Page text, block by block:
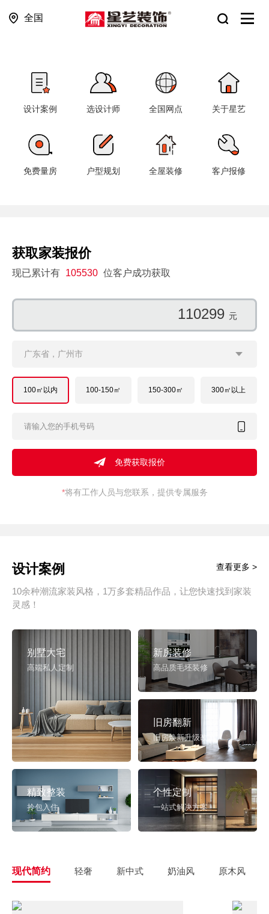
全国
设计案例 选设计师 全国网点 关于星艺
免费量房 户型规划 全屋装修 客户报修
获取家装报价
现已累计有 105530 位客户成功获取
172950 元
广东省，广州市
100㎡以内 100-150㎡ 150-300㎡ 300㎡以上
*将有工作人员与您联系，提供专属服务
设计案例
10余种潮流家装风格，1万多套精品作品，让您快速找到家装
灵感！
查看更多 >
别墅大宅
高端私人定制
新房装修
高品质毛坯装修
旧房翻新
旧房焕新升级改造
精致整装
拎包入住
个性定制
一站式解决方案
现代简约 轻奢 新中式 奶油风 原木风